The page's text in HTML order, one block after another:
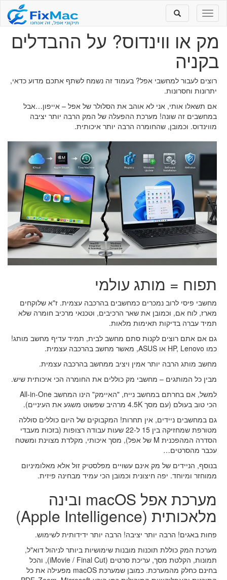
Toggle
navigation
Toggle
search
מק או ווינדוס? על ההבדלים
בקניה
רוצים לעבור למחשבי אפל? בעמוד זה נשמח לשתף אתכם מדוע כדאי,
יתרונות וחסרונות.
אם תשאלו אותי, אני לא אוהב את הסלולר של אפל – אייפון…אבל
במחשבים זה שונה! מערכת ההפעלה של המק הרבה יותר יציבה
מווינדוס. וכמובן, שהחומרה הרבה יותר איכותית.
תפוח = מותג עולמי
מחשבי פיסי לרוב נמכרים כמחשבים בהרכבה עצמית. ז"א שלוקחים
מארז, לוח אם, וכמובן את שאר הרכיבים, וטכנאי מרכיב חומרה שלא
תמיד עברה בדיקות תאימות מלאות.
גם אם אתם רוצים לקנות סתם מחשב לבית, תמיד עדיף מחשב מותג!
כמו HP, Lenovo או ASUS, מאשר מחשב בהרכבה עצמית.
מחשב מותג הרבה יותר אמין ויציב ממחשב בהרכבה עצמית.
מבין כל המותגים – מחשבי מק כוללים את החומרה הכי איכותית שיש.
למשל, אם בחרתם במחשב נייח, "האיימק" הינו המחשב All-in-One
הכי טוב בעולם (עם מסך 4.5K מרהיב שפשוט משגע את העיניים).
גם במחשבים ניידים, אין תחרות! המקבוקים של היום כוללים סוללה
מטורפת שמחזיקה בין 15 ל-22 שעות עבודה רצופות (בזכות מעבדי
הסדרה המהפכנית M של אפל), מסך איכותי, מקלדת מצוינת ומשטח
עכבר מהסרטים…
בנוסף, הניידים של מק אינם עשויים מפלסטיק זול אלא מאלומיניום
ממוחזר ומיוחד. יפה חיצונית וכמובן הכי עמיד מבחינה פיזית.
מערכת אפל macOS ובינה
מלאכותית (Apple Intelligence)
פחות באגים! הרבה יותר יציבה! הרבה יותר ידידותית לשימוש.
מערכת המק כוללת תוכנות מובנות שימושיות ביותר לניהול דוא"ל,
תמונות, הקלטת מסך, עריכת סרטים (iMovie / Final Cut), והכל
בחינם כחלק מהמערכת. כמובן שמערכת macOS מפעילה את כל